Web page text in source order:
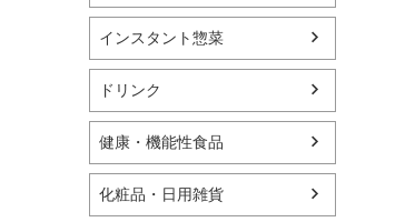
インスタント惣菜
ドリンク
健康・機能性食品
化粧品・日用雑貨